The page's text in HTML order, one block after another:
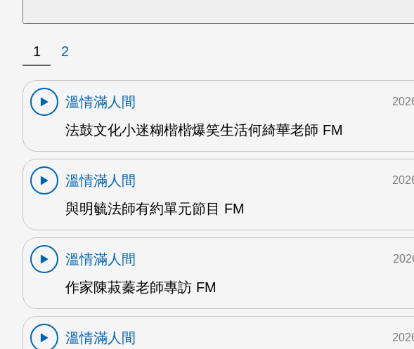
1 2
溫情滿人間
法鼓文化小迷糊楷楷爆笑生活何綺華老師 FM
溫情滿人間
與明毓法師有約單元節目 FM
溫情滿人間
作家陳菽蓁老師專訪 FM
溫情滿人間